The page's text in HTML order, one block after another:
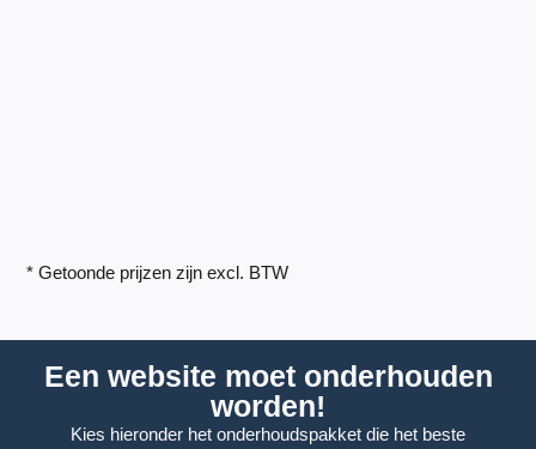
* Getoonde prijzen zijn excl. BTW
Een website moet onderhouden
worden!
Kies hieronder het onderhoudspakket die het beste